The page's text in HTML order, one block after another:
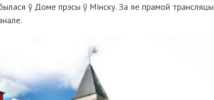
ў Доме прэсы ў Мінску. За яе прамой